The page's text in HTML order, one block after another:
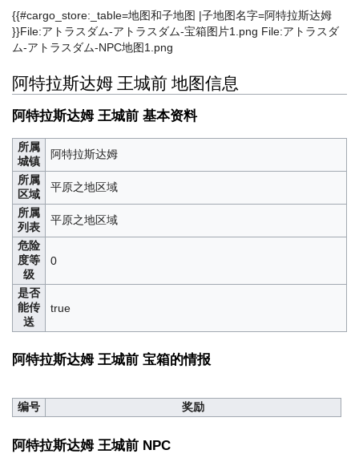
{{#cargo_store:_table=地图和子地图 |子地图名字=阿特拉斯达姆
}}File:アトラスダム-アトラスダム-宝箱图片1.png File:アトラスダ
ム-アトラスダム-NPC地图1.png
阿特拉斯达姆 王城前 地图信息
阿特拉斯达姆 王城前 基本资料
所属
城镇
阿特拉斯达姆
所属
区域
平原之地区域
所属
列表
平原之地区域
危险
度等
级
0
是否
能传
送
true
阿特拉斯达姆 王城前 宝箱的情报
编号 奖励
阿特拉斯达姆 王城前 NPC